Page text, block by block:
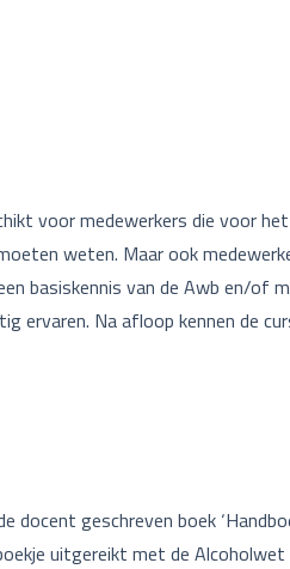
voor medewerkers die voor
weten. Maar ook
basiskennis van de Awb en/of
ervaren. Na afloop kennen de
geschreven boek
uitgereikt met de